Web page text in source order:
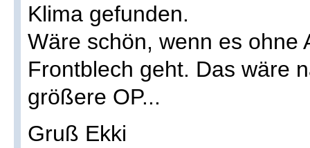
Klima gefunden.
Wäre schön, wenn es ohne
Frontblech geht. Das wäre
größere OP...
Gruß Ekki